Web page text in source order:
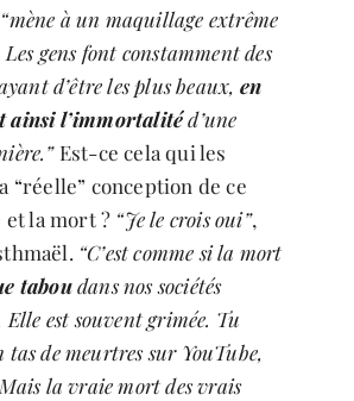
“mène à un maquillage extrême
gens font constamment des
d’être les plus beaux, en
ainsi l’immortalitéd’une
Est-ce cela qui les
“réelle” conception de ce
et la mort ? “Je le crois oui”,
“C’est comme si la mort
taboudans nos sociétés
Elle est souvent grimée. Tu
de meurtres sur YouTube,
la vraie mort des vrais